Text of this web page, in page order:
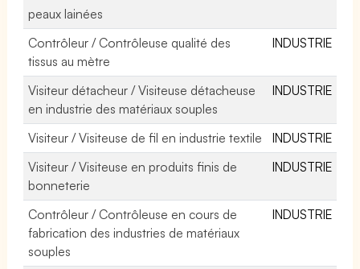
peaux lainées
Contrôleur / Contrôleuse qualité des
tissus au mètre
INDUSTRIE
Visiteur détacheur / Visiteuse détacheuse
en industrie des matériaux souples
INDUSTRIE
Visiteur / Visiteuse de fil en industrie textile
INDUSTRIE
Visiteur / Visiteuse en produits finis de
bonneterie
INDUSTRIE
Contrôleur / Contrôleuse en cours de
fabrication des industries de matériaux
souples
INDUSTRIE